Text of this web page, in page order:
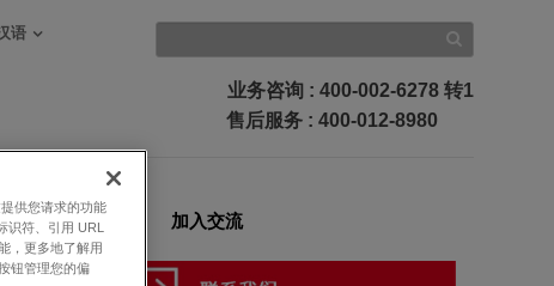
语
业务咨询 : 400-002-6278 转1
售后服务: 400-012-8980
加入交流
供您请求的功能
识符、引用 URL
，更多地了解用
钮管理您的偏